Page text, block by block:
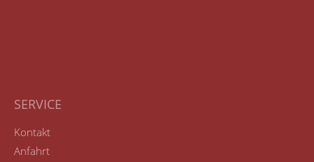
SERVICE
Kontakt
Anfahrt